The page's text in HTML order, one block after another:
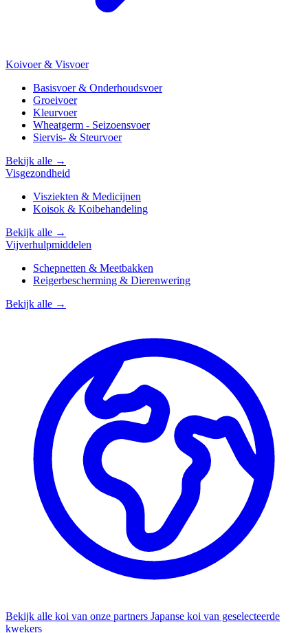
Koivoer & Visvoer
Basisvoer & Onderhoudsvoer
Groeivoer
Kleurvoer
Wheatgerm - Seizoensvoer
Siervis- & Steurvoer
Bekijk alle →
Visgezondheid
Visziekten & Medicijnen
Koisok & Koibehandeling
Bekijk alle →
Vijverhulpmiddelen
Schepnetten & Meetbakken
Reigerbescherming & Dierenwering
Bekijk alle →
Bekijk alle koi van onze partners Japanse koi van geselecteerde
kwekers